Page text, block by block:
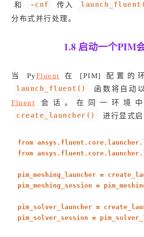
和
-cnf 传入
分布式并行处理。
1.8 启动一个PIM
当 PyFluent 在 [PIM] 配置的
launch_fluent()
函数将自动
Fluent 会话。在同一环境
create_launcher()
进行显式启
from
from
pim_meshing_launcher =
pim_meshing_session =
pim_solver_launcher =
pim_solver_session =